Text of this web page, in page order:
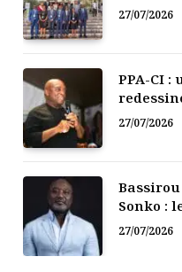
Afrique
27/07/2026
PPA-CI :
politique
27/07/2026
Bassirou
Sonko :
doit pas
27/07/2026